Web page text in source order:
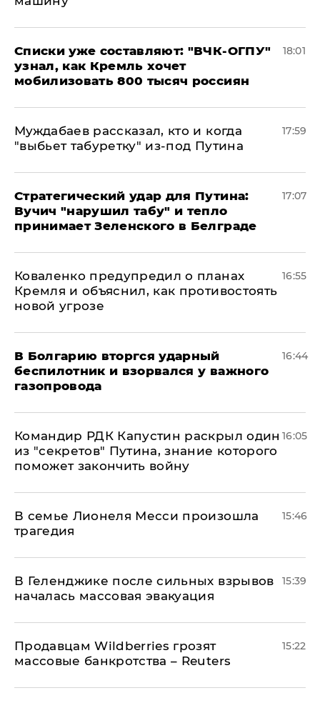
Списки уже составляют: "ВЧК-ОГПУ"
узнал, как Кремль хочет
мобилизовать 800 тысяч россиян
18:01
Муждабаев рассказал, кто и когда
"выбьет табуретку" из-под Путина
17:59
Стратегический удар для Путина:
Вучич "нарушил табу" и тепло
принимает Зеленского в Белграде
17:07
Коваленко предупредил о планах
Кремля и объяснил, как противостоять
новой угрозе
16:55
В Болгарию вторгся ударный
беспилотник и взорвался у важного
газопровода
16:44
Командир РДК Капустин раскрыл один
из "секретов" Путина, знание которого
поможет закончить войну
16:05
В семье Лионеля Месси произошла
трагедия
15:46
В Геленджике после сильных взрывов
началась массовая эвакуация
15:39
Продавцам Wildberries грозят
массовые банкротства – Reuters
15:22